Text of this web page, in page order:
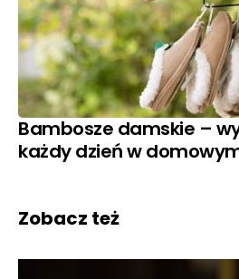
Bambosze damskie –
każdy dzień w
Zobacz też